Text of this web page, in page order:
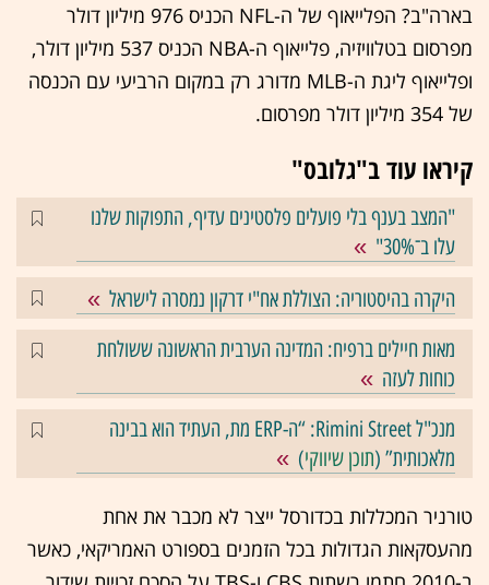
בארה"ב? הפלייאוף של ה-NFL הכניס 976 מיליון דולר
מפרסום בטלוויזיה, פלייאוף ה-NBA הכניס 537 מיליון דולר,
ופלייאוף ליגת ה-MLB מדורג רק במקום הרביעי עם הכנסה
של 354 מיליון דולר מפרסום.
קיראו עוד ב"גלובס"
"המצב בענף בלי פועלים פלסטינים עדיף, התפוקות שלנו
עלו ב־30%"
היקרה בהיסטוריה: הצוללת אח"י דרקון נמסרה לישראל
מאות חיילים ברפיח: המדינה הערבית הראשונה ששולחת
כוחות לעזה
מנכ"ל Rimini Street: “ה-ERP מת, העתיד הוא בבינה
מלאכותית” (תוכן שיווקי)
טורניר המכללות בכדורסל ייצר לא מכבר את אחת
מהעסקאות הגדולות בכל הזמנים בספורט האמריקאי, כאשר